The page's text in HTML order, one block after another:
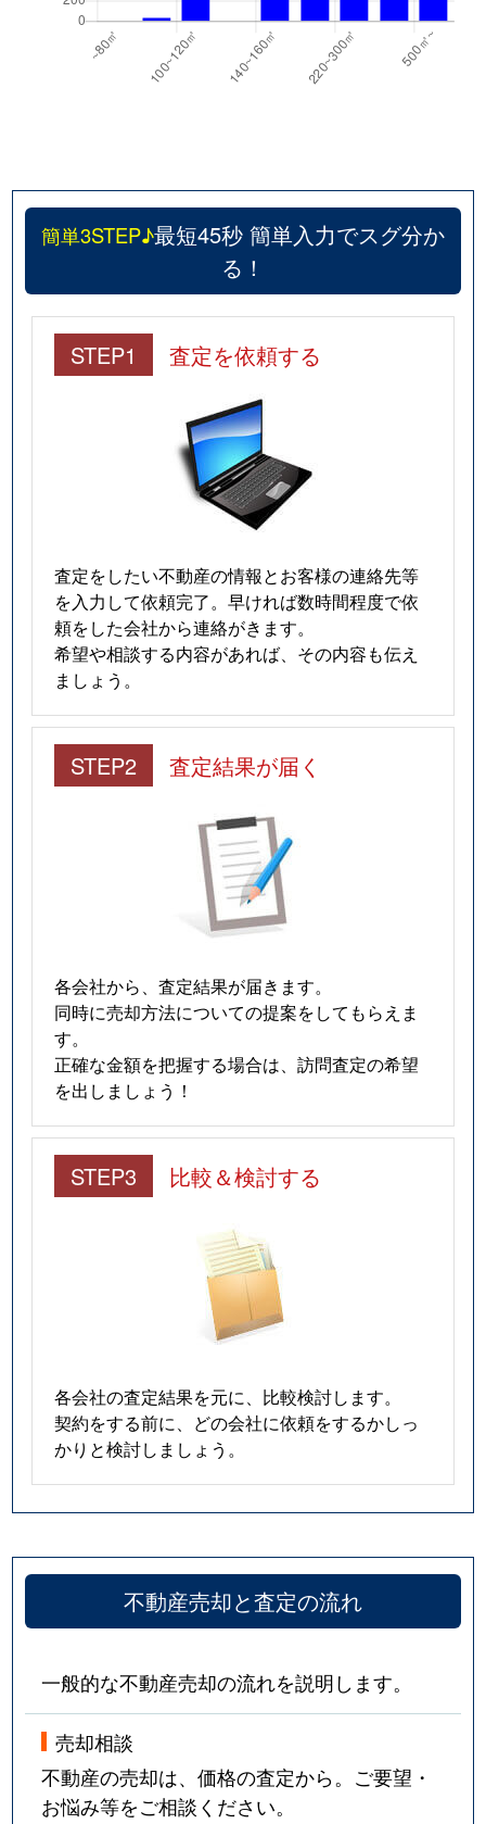
簡単3STEP♪最短45秒 簡単入力でスグ分か
る！
STEP1 査定を依頼する
査定をしたい不動産の情報とお客様の連絡先等
を入力して依頼完了。早ければ数時間程度で依
頼をした会社から連絡がきます。
希望や相談する内容があれば、その内容も伝え
ましょう。
STEP2 査定結果が届く
各会社から、査定結果が届きます。
同時に売却方法についての提案をしてもらえま
す。
正確な金額を把握する場合は、訪問査定の希望
を出しましょう！
STEP3 比較＆検討する
各会社の査定結果を元に、比較検討します。
契約をする前に、どの会社に依頼をするかしっ
かりと検討しましょう。
不動産売却と査定の流れ
一般的な不動産売却の流れを説明します。
売却相談
不動産の売却は、価格の査定から。ご要望・
お悩み等をご相談ください。